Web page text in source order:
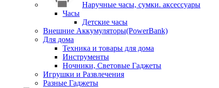
Наручные часы, сумки. аксессуары
Часы
Детские часы
Внешние Аккумуляторы(PowerBank)
Для дома
Техника и товары для дома
Инструменты
Ночники, Световые Гаджеты
Игрушки и Развлечения
Разные Гаджеты